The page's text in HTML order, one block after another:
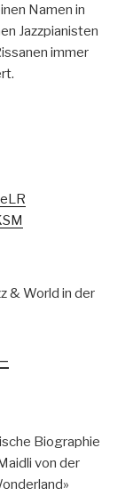
Namen in
Jazzpianisten
immer
& World in der
–
Biographie
von der